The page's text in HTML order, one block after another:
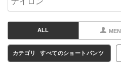
ALL MEN
カテゴリ すべてのショートパンツ